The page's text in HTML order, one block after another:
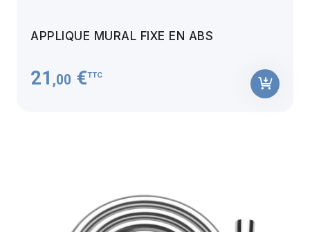
APPLIQUE MURAL FIXE EN ABS
21 ,00 €TTC